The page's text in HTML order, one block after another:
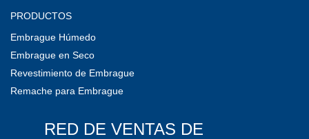
PRODUCTOS
Embrague Húmedo
Embrague en Seco
Revestimiento de Embrague
Remache para Embrague
RED DE VENTAS DE